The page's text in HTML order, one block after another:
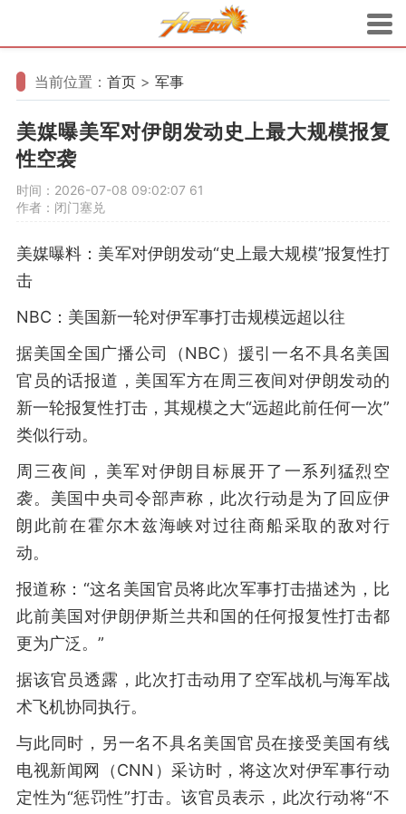
当前位置： 首页 > 军事
美媒曝美军对伊朗发动史上最大规模报复
性空袭
时间：2026-07-08 09:02:07 61
作者：闭门塞兑
美媒曝料：美军对伊朗发动“史上最大规模”报复性打
击
NBC：美国新一轮对伊军事打击规模远超以往
据美国全国广播公司（NBC）援引一名不具名美国
官员的话报道，美国军方在周三夜间对伊朗发动的
新一轮报复性打击，其规模之大“远超此前任何一次”
类似行动。
周三夜间，美军对伊朗目标展开了一系列猛烈空
袭。美国中央司令部声称，此次行动是为了回应伊
朗此前在霍尔木兹海峡对过往商船采取的敌对行
动。
报道称：“这名美国官员将此次军事打击描述为，比
此前美国对伊朗伊斯兰共和国的任何报复性打击都
更为广泛。”
据该官员透露，此次打击动用了空军战机与海军战
术飞机协同执行。
与此同时，另一名不具名美国官员在接受美国有线
电视新闻网（CNN）采访时，将这次对伊军事行动
定性为“惩罚性”打击。该官员表示，此次行动将“不